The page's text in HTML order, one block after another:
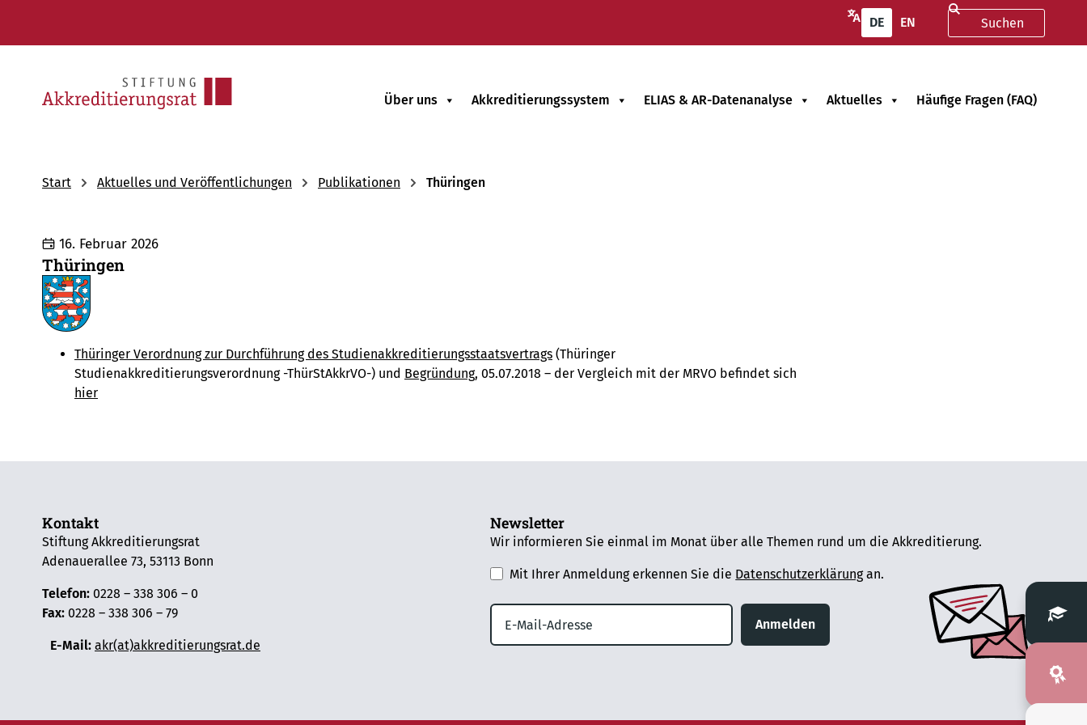
DE EN
Über uns Akkreditierungssystem ELIAS & AR-Datenanalyse Aktuelles Häufige Fragen (FAQ)
Start Aktuelles und Veröffentlichungen Publikationen Thüringen
16. Februar 2026
Thüringen
Thüringer Verordnung zur Durchführung des Studienakkreditierungsstaatsvertrags (Thüringer
Studienakkreditierungsverordnung -ThürStAkkrVO-) und Begründung, 05.07.2018 – der Vergleich mit der MRVO befindet sich
hier
Kontakt
Stiftung Akkreditierungsrat
Adenauerallee 73, 53113 Bonn
Telefon: 0228 – 338 306 – 0
Fax: 0228 – 338 306 – 79
E-Mail: akr(at)akkreditierungsrat.de
Newsletter
Wir informieren Sie einmal im Monat über alle Themen rund um die Akkreditierung.
Mit Ihrer Anmeldung erkennen Sie die Datenschutzerklärungan.
Anmelden